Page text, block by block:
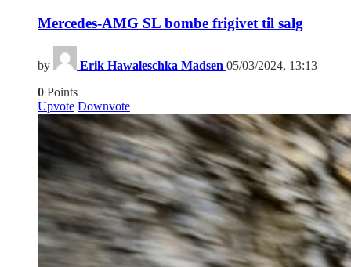
Mercedes-AMG SL bombe frigivet til salg
by Erik Hawaleschka Madsen 05/03/2024, 13:13
0 Points
Upvote Downvote